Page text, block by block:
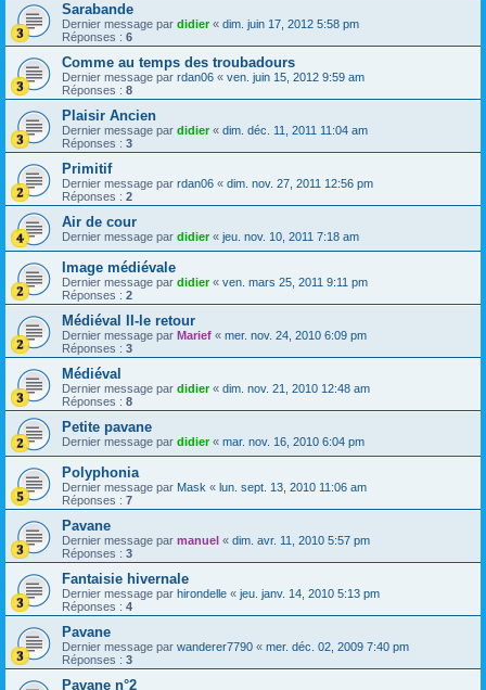
Sarabande
Dernier message par didier« dim. juin 17, 2012 5:58 pm
Réponses : 6
Comme au temps des troubadours
Dernier message par rdan06 « ven. juin 15, 2012 9:59 am
Réponses : 8
Plaisir Ancien
Dernier message par didier« dim. déc. 11, 2011 11:04 am
Réponses : 3
Primitif
Dernier message par rdan06 « dim. nov. 27, 2011 12:56 pm
Réponses : 2
Air de cour
Dernier message par didier« jeu. nov. 10, 2011 7:18 am
Image médiévale
Dernier message par didier« ven. mars 25, 2011 9:11 pm
Réponses : 2
Médiéval II-le retour
Dernier message par Marief « mer. nov. 24, 2010 6:09 pm
Réponses : 3
Médiéval
Dernier message par didier« dim. nov. 21, 2010 12:48 am
Réponses : 8
Petite pavane
Dernier message par didier« mar. nov. 16, 2010 6:04 pm
Polyphonia
Dernier message par Mask « lun. sept. 13, 2010 11:06 am
Réponses : 7
Pavane
Dernier message par manuel « dim. avr. 11, 2010 5:57 pm
Réponses : 3
Fantaisie hivernale
Dernier message par hirondelle « jeu. janv. 14, 2010 5:13 pm
Réponses : 4
Pavane
Dernier message par wanderer7790 « mer. déc. 02, 2009 7:40 pm
Réponses : 3
Pavane n°2